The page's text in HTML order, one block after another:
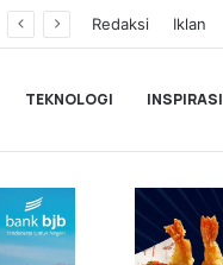
Redaksi Iklan
TEKNOLOGI INSPIRASI